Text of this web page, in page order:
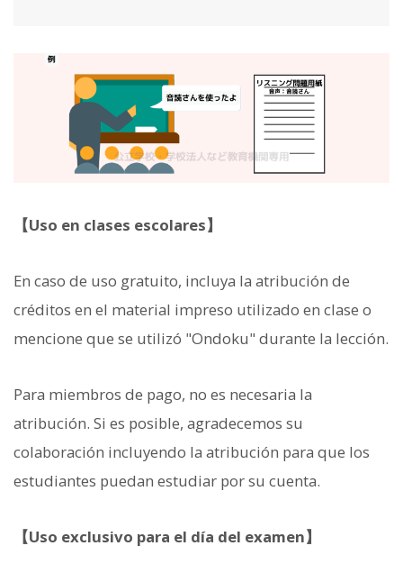
【Uso en clases escolares】
En caso de uso gratuito, incluya la atribución de
créditos en el material impreso utilizado en clase o
mencione que se utilizó "Ondoku" durante la lección.
Para miembros de pago, no es necesaria la
atribución. Si es posible, agradecemos su
colaboración incluyendo la atribución para que los
estudiantes puedan estudiar por su cuenta.
【Uso exclusivo para el día del examen】